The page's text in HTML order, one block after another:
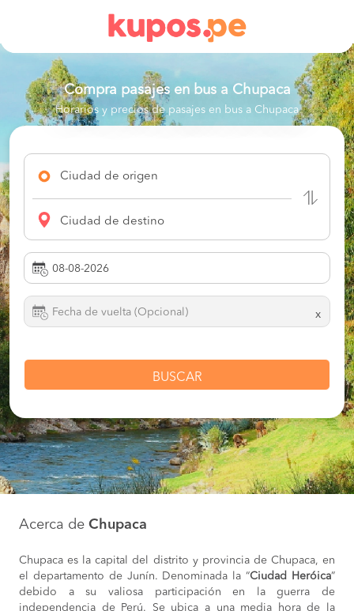
Compra pasajes en bus a Chupaca
Horarios y precios de pasajes en bus a Chupaca
Ciudad de origen
Ciudad de destino
x
BUSCAR
Acerca de Chupaca
Chupaca es la capital del distrito y provincia de Chupaca, en
el departamento de Junín. Denominada la “Ciudad Heróica”
debido a su valiosa participación en la guerra de
independencia de Perú. Se ubica a una media hora de la